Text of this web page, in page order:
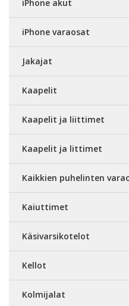
iPhone akut
iPhone varaosat
Jakajat
Kaapelit
Kaapelit ja liittimet
Kaapelit ja littimet
Kaikkien puhelinten
Kaiuttimet
Käsivarsikotelot
Kellot
Kolmijalat